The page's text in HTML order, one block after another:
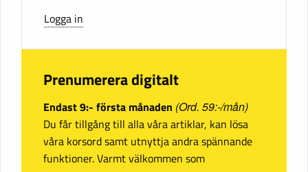
Logga in
Prenumerera digitalt
Endast 9:- första månaden (Ord. 59:-/mån)
Du får tillgång till alla våra artiklar, kan lösa
våra korsord samt utnyttja andra spännande
funktioner. Varmt välkommen som